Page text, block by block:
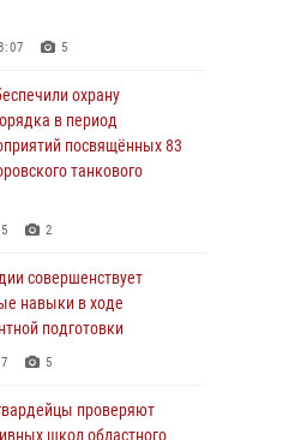
рассказали
культуры в жизни
увековечили
белгородского
битва.
проверяют
школ областного
году
общественную
5
охрану
в период
посвящённых 83
танкового
2
совершенствует
навыки в ходе
подготовки
5
проверяют
школ областного